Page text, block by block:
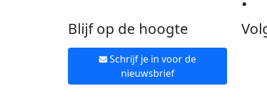
Blijf op de hoogte
Schrijf je in voor de
nieuwsbrief